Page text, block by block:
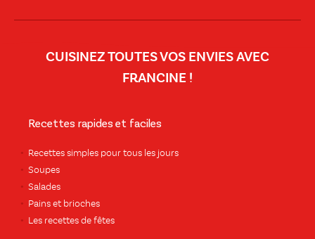
CUISINEZ TOUTES VOS ENVIES AVEC
FRANCINE !
Recettes rapides et faciles
Recettes simples pour tous les jours
Soupes
Salades
Pains et brioches
Les recettes de fêtes